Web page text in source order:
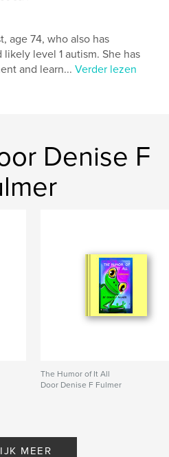
2012
, crafts art ,
age 74, who also has
likely level 1 autism. She has
and learn...Verder lezen
Denise F
The Humor of It All
Door Denise F Fulmer
MEER